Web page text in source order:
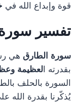
قوة وإبداع الله في
تفسير
سورة الطارق هي
بقدرته ا لعظيمة
السورة بالحلف
يُذكّرنا بقدرة الله